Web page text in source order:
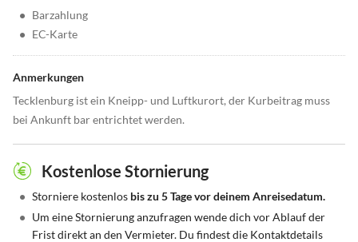
• Barzahlung
• EC-Karte
Anmerkungen
Tecklenburg ist ein Kneipp- und Luftkurort, der Kurbeitrag muss
bei Ankunft bar entrichtet werden.
Kostenlose Stornierung
• Storniere kostenlos bis zu 5 Tage vor deinem Anreisedatum.
• Um eine Stornierung anzufragen wende dich vor Ablauf der
Frist direkt an den Vermieter. Du findest die Kontaktdetails